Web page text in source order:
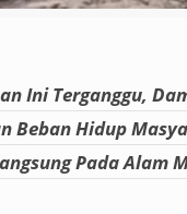
Ini Terganggu,
Beban Hidup
Pada Alam